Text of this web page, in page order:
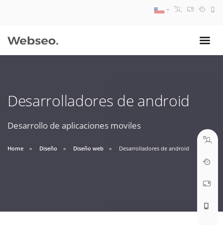
Desarrolladores de android
Desarrollo de aplicaciones moviles
Home Diseño Diseño web Desarrolladores de android
09:30 AM A 18:30 PM
soporte@webseo.cl